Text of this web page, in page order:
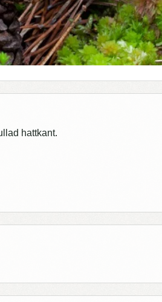
hattkant.